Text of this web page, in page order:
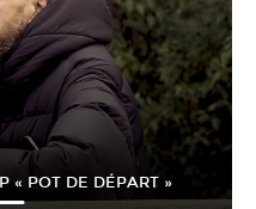
« POT DE DÉPART »